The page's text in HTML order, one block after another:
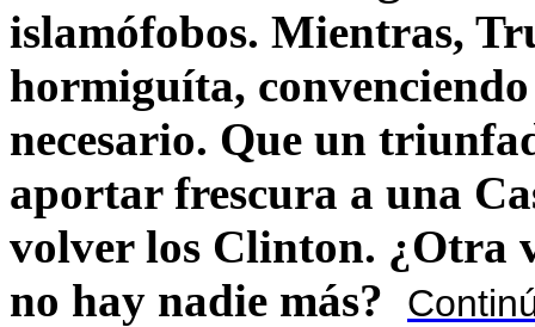
islamófobos. Mientras,
hormiguíta,
necesario. Que un
aportar frescura a una
volver los Clinton. ¿Otra
no hay nadie más?